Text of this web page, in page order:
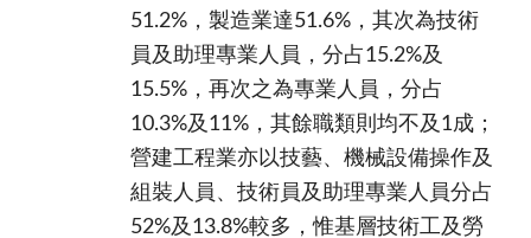
51.2%，製造業達51.6%，其次為技術
員及助理專業人員，分占15.2%及
15.5%，再次之為專業人員，分占
10.3%及11%，其餘職類則均不及1成；
營建工程業亦以技藝、機械設備操作及
組裝人員、技術員及助理專業人員分占
52%及13.8%較多，惟基層技術工及勞